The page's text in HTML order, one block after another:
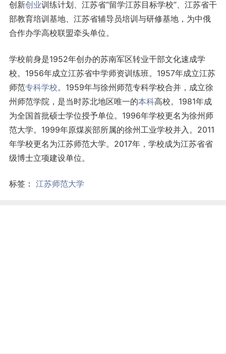
创新创业训练计划、江苏省“留学江苏目标学校”、江苏省干
部教育培训基地、江苏省辅导员培训与研修基地，为中俄
合作办学高校联盟牵头单位。
学校前身是1952年创办的苏南军区转业干部文化速成学
校。1956年成立江苏省中学师资训练班。1957年成立江苏
师范专科学校。1959年与徐州师范专科学校合并，成立徐
州师范学院，是当时苏北地区唯一的本科高校。1981年成
为全国首批硕士学位授予单位。1996年学校更名为徐州师
范大学。1999年原煤炭部所属的徐州工业学校并入。2011
年学校更名为江苏师范大学。2017年，学校成为江苏省省
级博士立项建设单位。
标签： 江苏师范大学